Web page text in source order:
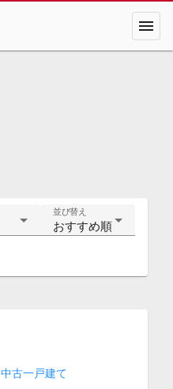
menu
並び替え
おすすめ順
中古一戸建て